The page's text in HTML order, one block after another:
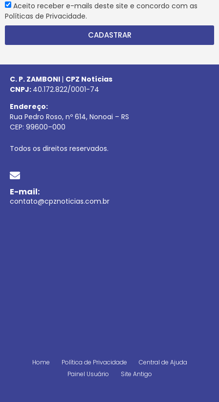
Aceito receber e-mails deste site e concordo com as
Políticas de Privacidade.
CADASTRAR
C. P. ZAMBONI | CPZ Notícias
CNPJ: 40.172.822/0001-74
Endereço:
Rua Pedro Roso, nº 614, Nonoai – RS
CEP: 99600–000
Todos os direitos reservados.
E-mail:
contato@cpznoticias.com.br
Home Política de Privacidade
Central de Ajuda
Painel Usuário
Site Antigo